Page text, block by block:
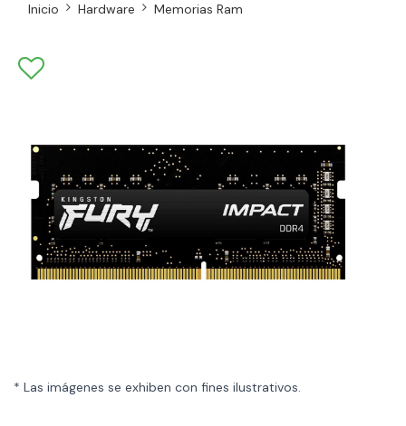
Inicio Hardware Memorias Ram
* Las imágenes se exhiben con fines ilustrativos.